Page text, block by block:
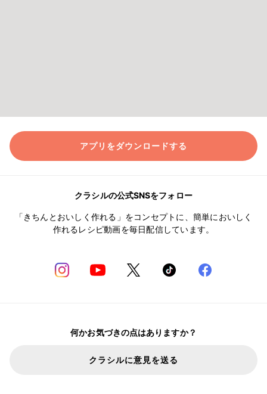
アプリをダウンロードする
クラシルの公式SNSをフォロー
「きちんとおいしく作れる」をコンセプトに、簡単においしく
作れるレシピ動画を毎日配信しています。
何かお気づきの点はありますか？
クラシルに意見を送る